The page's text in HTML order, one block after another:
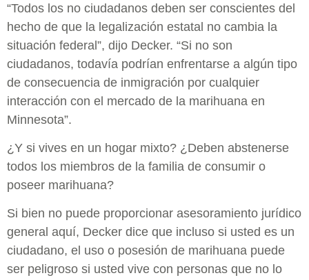
“Todos los no ciudadanos deben ser conscientes del
hecho de que la legalización estatal no cambia la
situación federal”, dijo Decker. “Si no son
ciudadanos, todavía podrían enfrentarse a algún tipo
de consecuencia de inmigración por cualquier
interacción con el mercado de la marihuana en
Minnesota”.
¿Y si vives en un hogar mixto? ¿Deben abstenerse
todos los miembros de la familia de consumir o
poseer marihuana?
Si bien no puede proporcionar asesoramiento jurídico
general aquí, Decker dice que incluso si usted es un
ciudadano, el uso o posesión de marihuana puede
ser peligroso si usted vive con personas que no lo